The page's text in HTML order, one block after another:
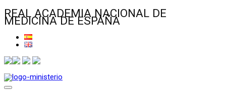
REAL ACADEMIA NACIONAL DE
MEDICINA DE ESPAÑA